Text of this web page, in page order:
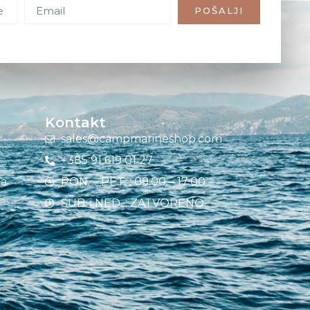
POŠALJI
Kontakt
sales@campmarineshop.com
+385 91 619 01 27
PON. – PET. : 09:00 – 17:00
SUB. i NED. : ZATVORENO